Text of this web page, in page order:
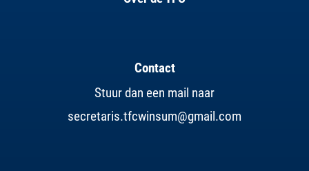
Contact
Stuur dan een mail naar
secretaris.tfcwinsum@gmail.com